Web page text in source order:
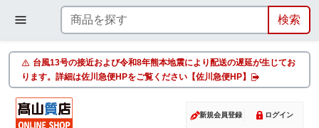
台風13号の接近および令和8年熊本地震により配送の遅延が生じてお
ります。詳細は佐川急便HPをご覧ください【佐川急便HP】
新規会員登録 ログイン